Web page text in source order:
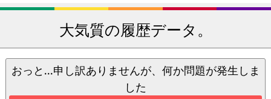
大気質の履歴データ。
おっと...申し訳ありませんが、何か問題が発生しま
した